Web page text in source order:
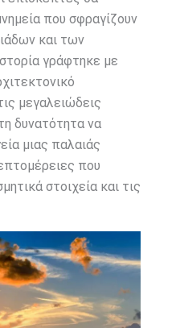
που σφραγίζουν
και των
γράφτηκε με
μεγαλειώδεις
δυνατότητα να
μιας παλαιάς
που
στοιχεία και τις